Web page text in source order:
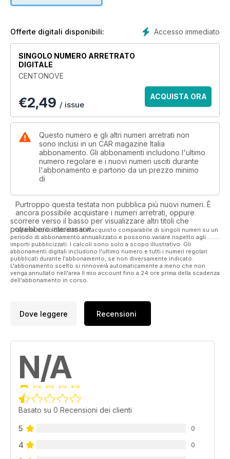
Accesso immediato
Offerte digitali disponibili:
SINGOLO NUMERO ARRETRATO
DIGITALE
CENTONOVE
€2,49 / issue
ACQUISTA ORA
Questo numero e gli altri numeri arretrati non
sono inclusi in un CAR magazine Italia
abbonamento. Gli abbonamenti includono l'ultimo
numero regolare e i nuovi numeri usciti durante
l'abbonamento e partono da un prezzo minimo
di
Purtroppo questa testata non pubblica più nuovi numeri. È
ancora possibile acquistare i numeri arretrati, oppure
scorrere verso il basso per visualizzare altri titoli che
potrebbero interessarvi.
I risparmi sono calcolati sull'acquisto comparabile di singoli numeri su un
periodo di abbonamento annualizzato e possono variare rispetto agli
importi pubblicizzati. I calcoli sono solo a scopo illustrativo. Gli
abbonamenti digitali includono l'ultimo numero e tutti i numeri regolari
pubblicati durante l'abbonamento, se non diversamente indicato.
L'abbonamento scelto si rinnoverà automaticamente a meno che non
venga annullato nell'area Il mio account fino a 24 ore prima della scadenza
dell'abbonamento in corso.
Dove leggere Recensioni
N/A
Basato su 0 Recensioni dei clienti
5 0
4 0